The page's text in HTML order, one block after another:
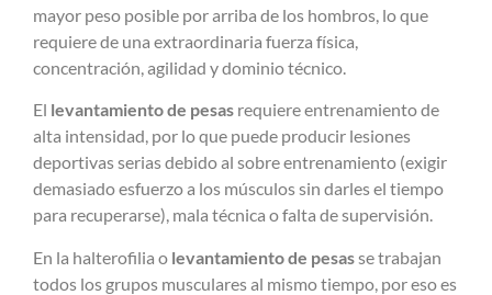
mayor peso posible por arriba de los hombros, lo que
requiere de una extraordinaria fuerza física,
concentración, agilidad y dominio técnico.
El levantamiento de pesas requiere entrenamiento de
alta intensidad, por lo que puede producir lesiones
deportivas serias debido al sobre entrenamiento (exigir
demasiado esfuerzo a los músculos sin darles el tiempo
para recuperarse), mala técnica o falta de supervisión.
En la halterofilia o levantamiento de pesasse trabajan
todos los grupos musculares al mismo tiempo, por eso es